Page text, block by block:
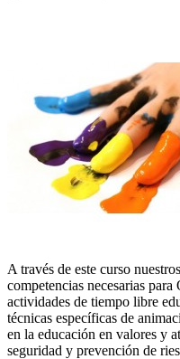
A través de este curso
competencias necesarias
actividades de tiempo libre
técnicas específicas de
en la educación en valores y
seguridad y prevención de